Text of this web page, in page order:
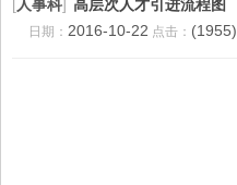
[人事科] 高层次人才引进流程图
日期： 2016-10-22 点击： (1955)